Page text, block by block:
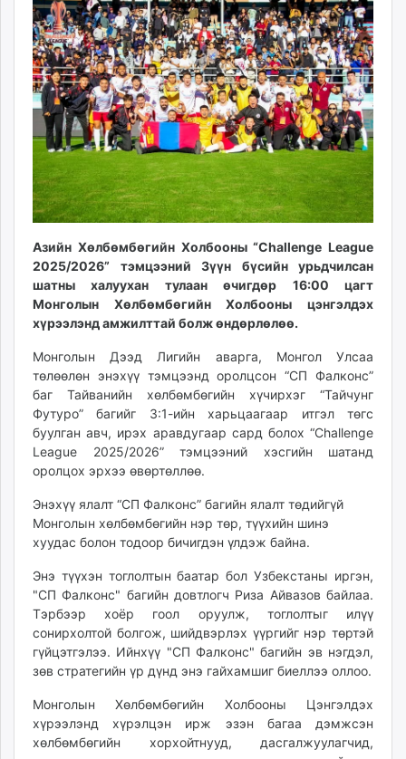
ikon.mn
mnb.mn
Livetv.mn
Eguur.mn
24tsag.mn
shuud.mn
eagle.mn
ergelt.mn
zarig.mn
today.mn
zuv.mn
mminfo.mn
ugluu.mn
urlag.mn
unen.mn
asu.mn
shudarga.mn
shuurhai.mn
unuudur.mn
isee.mn
mglradio.com
itoim.mn
times.mn
tvmongolia.mn
mass.mn
unegui.mn
assa.mn
paparazzi.mn
Азийн Хөлбөмбөгийн Холбооны “Challenge League
2025/2026” тэмцээний Зүүн бүсийн урьдчилсан
шатны халуухан тулаан өчигдөр 16:00 цагт
Монголын Хөлбөмбөгийн Холбооны цэнгэлдэх
хүрээлэнд амжилттай болж өндөрлөлөө.
Монголын Дээд Лигийн аварга, Монгол Улсаа
төлөөлөн энэхүү тэмцээнд оролцсон “СП Фалконс”
баг Тайванийн хөлбөмбөгийн хүчирхэг “Тайчунг
Футуро” багийг 3:1-ийн харьцаагаар итгэл төгс
буулган авч, ирэх аравдугаар сард болох “Challenge
League 2025/2026” тэмцээний хэсгийн шатанд
оролцох эрхээ өвөртөллөө.
Энэхүү ялалт “СП Фалконс” багийн ялалт төдийгүй
Монголын хөлбөмбөгийн нэр төр, түүхийн шинэ
хуудас болон тодоор бичигдэн үлдэж байна.
Энэ түүхэн тоглолтын баатар бол Узбекстаны иргэн,
"СП Фалконс" багийн довтлогч Риза Айвазов байлаа.
Тэрбээр хоёр гоол оруулж, тоглолтыг илүү
сонирхолтой болгож, шийдвэрлэх үүргийг нэр төртэй
гүйцэтгэлээ. Ийнхүү "СП Фалконс" багийн эв нэгдэл,
зөв стратегийн үр дүнд энэ гайхамшиг биеллээ оллоо.
Монголын Хөлбөмбөгийн Холбооны Цэнгэлдэх
хүрээлэнд хүрэлцэн ирж эзэн багаа дэмжсэн
хөлбөмбөгийн хорхойтнууд, дасгалжуулагчид,